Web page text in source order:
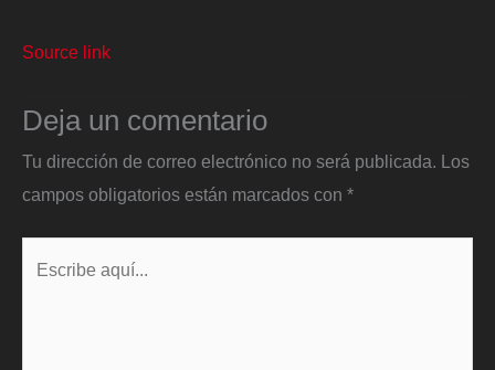
Source link
Deja un comentario
Tu dirección de correo electrónico no será publicada. Los
campos obligatorios están marcados con *